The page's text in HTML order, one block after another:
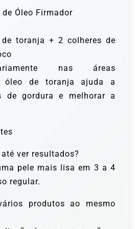
Óleo Firmador
toranja + 2 colheres de
nas áreas
óleo de toranja ajuda a
de gordura e melhorar a
ver resultados?
pele mais lisa em 3 a 4
regular.
produtos ao mesmo